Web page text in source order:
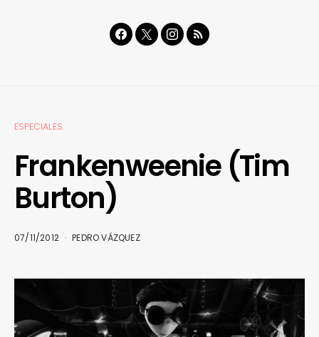
ESPECIALES
Frankenweenie (Tim
Burton)
07/11/2012 PEDRO VÁZQUEZ